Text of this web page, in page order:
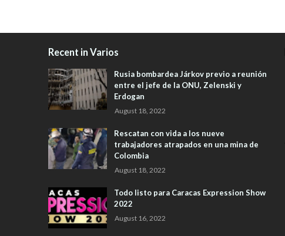
Recent in Varios
Rusia bombardea Járkov previo a reunión
entre el jefe de la ONU, Zelenski y
Erdogan
August 18, 2022
Rescatan con vida a los nueve
trabajadores atrapados en una mina de
Colombia
August 18, 2022
Todo listo para Caracas Expression Show
2022
August 16, 2022